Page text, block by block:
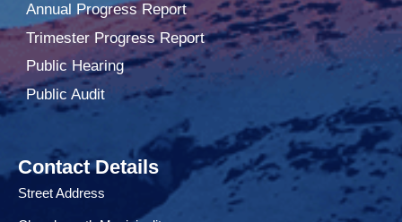
Annual Progress Report
Trimester Progress Report
Public Hearing
Public Audit
Contact Details
Street Address